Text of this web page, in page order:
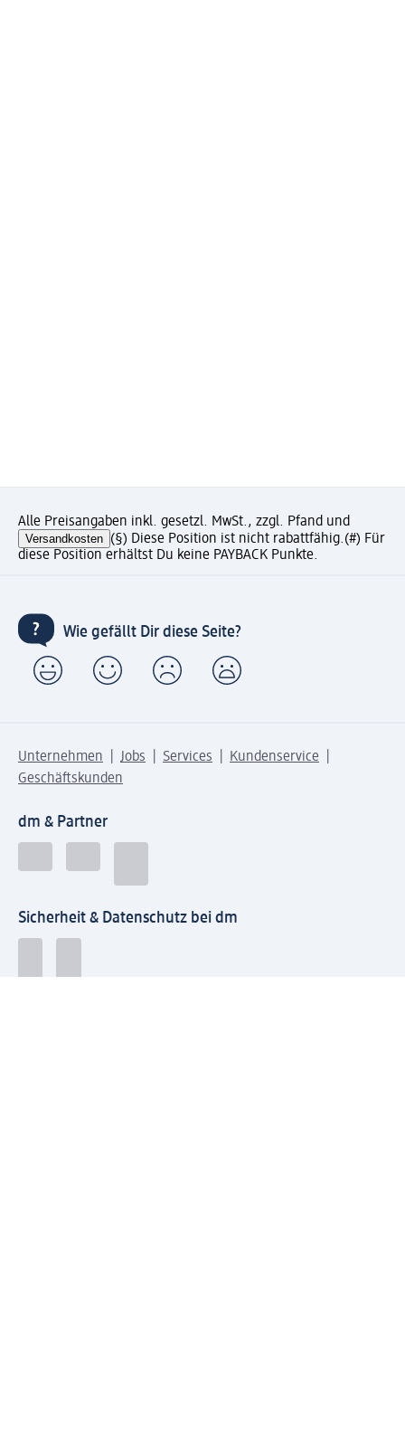
Alle Preisangaben inkl. gesetzl. MwSt., zzgl. Pfand und
Versandkosten (§) Diese Position ist nicht rabattfähig.(#) Für
diese Position erhältst Du keine PAYBACK Punkte.
Wie gefällt Dir diese Seite?
Unternehmen Jobs Services
Kundenservice
Geschäftskunden
dm & Partner
Sicherheit & Datenschutz bei dm